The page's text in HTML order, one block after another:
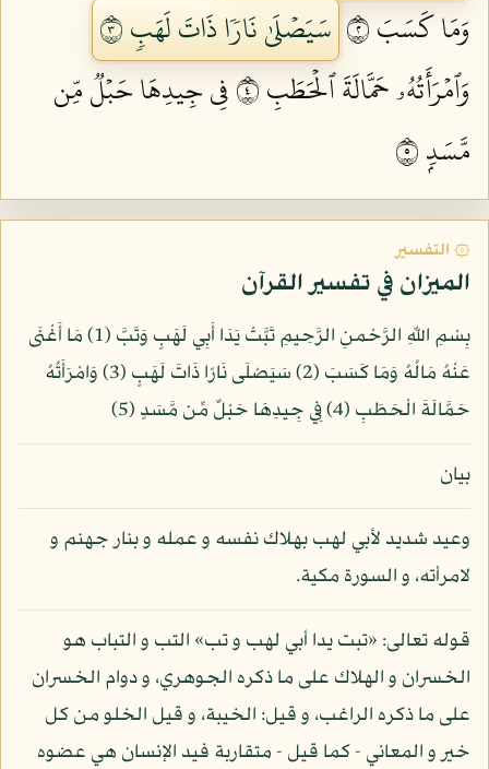
وَمَا كَسَبَ ٢
سَيَصۡلَىٰ نَارٗا ذَاتَ لَهَبٖ ٣
وَٱمۡرَأَتُهُۥ حَمَّالَةَ ٱلۡحَطَبِ ٤
فِي جِيدِهَا حَبۡلٞ مِّن
مَّسَدِۭ ٥
۞ التفسير
الميزان في تفسير القرآن
بِسْمِ اللّهِ الرَّحْمنِ الرَّحِيمِ تَبَّتْ يَدَا أَبِي لَهَبٍ وَتَبَّ (1) مَا أَغْنَى
عَنْهُ مَالُهُ وَمَا كَسَبَ (2) سَيَصْلَى نَارًا ذَاتَ لَهَبٍ (3) وَامْرَأَتُهُ
حَمَّالَةَ الْحَطَبِ (4) فِي جِيدِهَا حَبْلٌ مِّن مَّسَدٍ (5)
بيان
وعيد شديد لأبي لهب بهلاك نفسه و عمله و بنار جهنم و
لامرأته، و السورة مكية.
قوله تعالى: «تبت يدا أبي لهب و تب» التب و التباب هو
الخسران و الهلاك على ما ذكره الجوهري، و دوام الخسران
على ما ذكره الراغب، و قيل: الخيبة، و قيل الخلو من كل
خير و المعاني - كما قيل - متقاربة فيد الإنسان هي عضوه